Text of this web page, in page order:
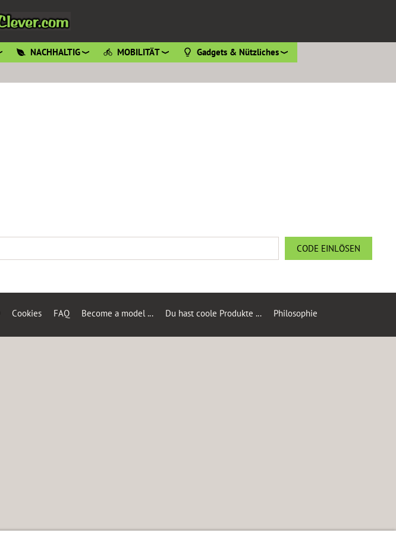
NACHHALTIG MOBILITÄT
Gadgets & Nützliches
Cookies FAQ Become a model ... Du hast coole Produkte ... Philosophie